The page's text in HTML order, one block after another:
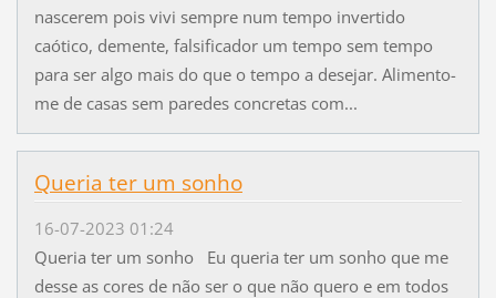
nascerem pois vivi sempre num tempo invertido
caótico, demente, falsificador um tempo sem tempo
para ser algo mais do que o tempo a desejar. Alimento-
me de casas sem paredes concretas com...
Queria ter um sonho
16-07-2023 01:24
Queria ter um sonho Eu queria ter um sonho que me
desse as cores de não ser o que não quero e em todos